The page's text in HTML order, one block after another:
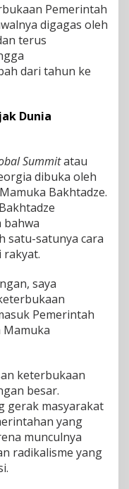
Pemerintah
digagas oleh
terus
dari tahun ke
Dunia
Summitatau
dibuka oleh
Bakhtadze.
bahwa
satu-satunya cara
rakyat.
saya
Pemerintah
Mamuka
keterbukaan
besar.
gerak masyarakat
yang
munculnya
radikalisme yang